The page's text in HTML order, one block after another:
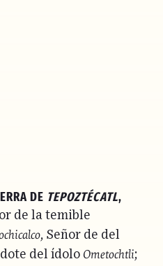
de Tepoztécatl,
de la temible
, Señor de del
del ídolo Ometochtli;